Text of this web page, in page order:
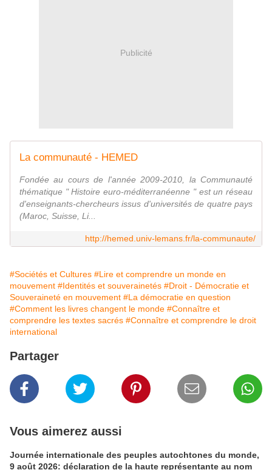
Publicité
La communauté - HEMED
Fondée au cours de l'année 2009-2010, la Communauté
thématique " Histoire euro-méditerranéenne " est un réseau
d'enseignants-chercheurs issus d'universités de quatre pays
(Maroc, Suisse, Li...
http://hemed.univ-lemans.fr/la-communaute/
#Sociétés et Cultures #Lire et comprendre un monde en
mouvement #Identités et souverainetés #Droit - Démocratie et
Souveraineté en mouvement #La démocratie en question
#Comment les livres changent le monde #Connaître et
comprendre les textes sacrés #Connaître et comprendre le droit
international
Partager
Vous aimerez aussi
Journée internationale des peuples autochtones du monde,
9 août 2026: déclaration de la haute représentante au nom